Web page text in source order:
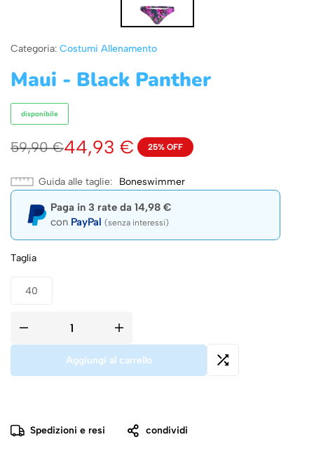
Categoria: Costumi Allenamento
Maui - Black Panther
disponibile
59,90€44,93 € 25% OFF
Guida alle taglie Boneswimmer
Paga in 3 rate da 14,98 €
con PayPal (senza interessi)
Taglia
40
Aggiungi al carrello
Spedizioni e resi condividi